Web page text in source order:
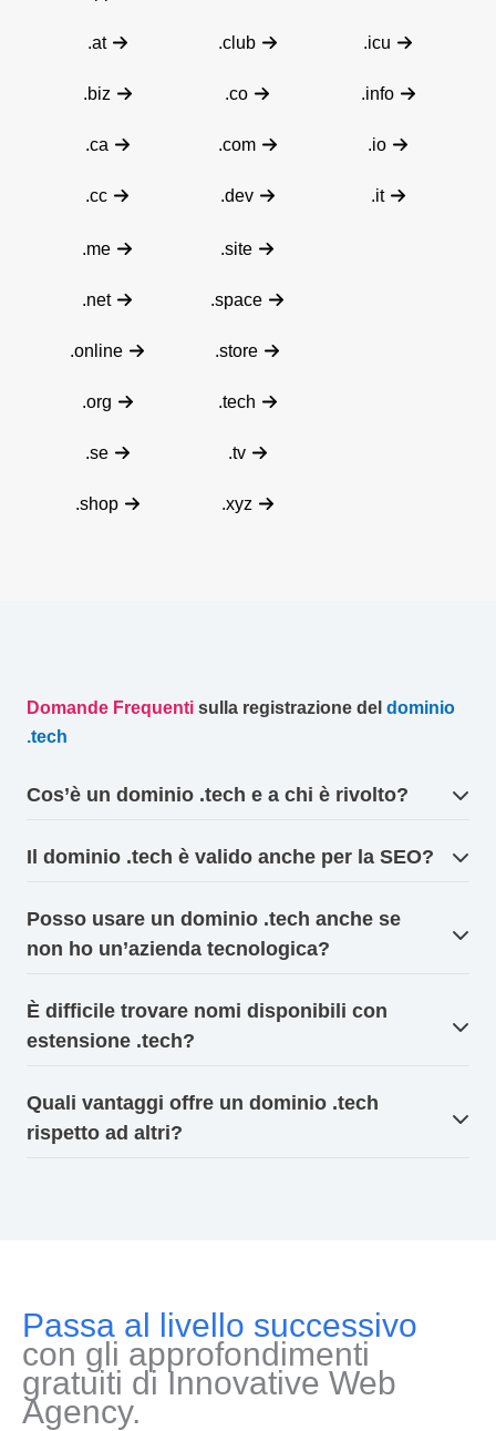
.at
.biz
.ca
.cc
.club
.co
.com
.dev
.icu
.info
.io
.it
.me
.net
.online
.org
.se
.shop
.site
.space
.store
.tech
.tv
.xyz
Domande Frequenti sulla registrazione del dominio
.tech
Cos’è un dominio .tech e a chi è rivolto?
Il dominio .tech è valido anche per la SEO?
Posso usare un dominio .tech anche se
non ho un’azienda tecnologica?
È difficile trovare nomi disponibili con
estensione .tech?
Quali vantaggi offre un dominio .tech
rispetto ad altri?
Passa al livello successivo
con gli approfondimenti
gratuiti di Innovative Web
Agency.